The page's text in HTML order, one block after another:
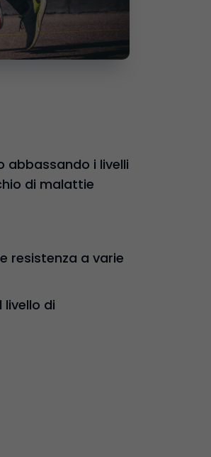
abbassando i livelli
di malattie
resistenza a varie
livello di